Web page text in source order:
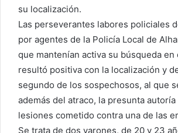
su localización.
Las perseverantes labores policiales
por agentes de la Policía Local de
que mantenían activa su búsqueda en
resultó positiva con la localización y
segundo de los sospechosos, al que
además del atraco, la presunta
lesiones cometido contra una de las
Se trata de dos varones, de 20 y 23